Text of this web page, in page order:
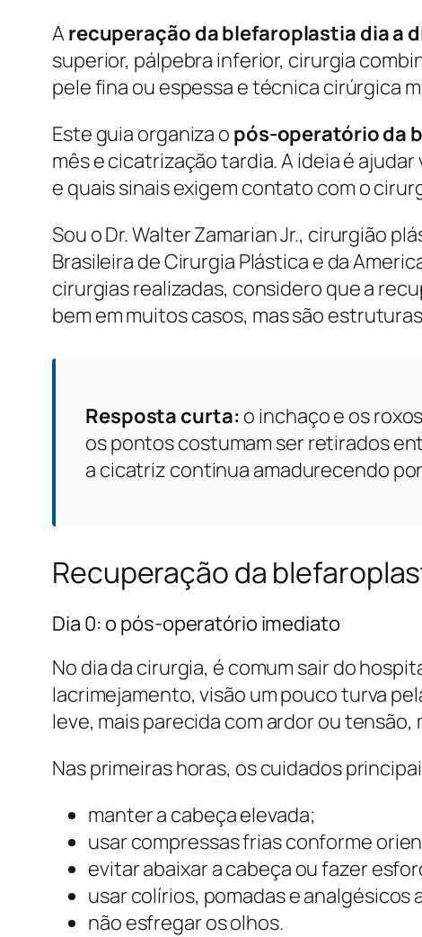
A recuperação da blefaroplastia dia a
superior, pálpebra inferior, cirurgia
pele fina ou espessa e técnica cirúrgica
Este guia organiza o pós-operatório da
mês e cicatrização tardia. A ideia é
e quais sinais exigem contato com o
Sou o Dr. Walter Zamarian Jr., cirurgião
Brasileira de Cirurgia Plástica e da
cirurgias realizadas, considero que a
bem em muitos casos, mas são
Resposta curta: o inchaço e os
os pontos costumam ser retirados
a cicatriz continua amadurecendo
Recuperação da
Dia 0: o pós-operatório imediato
No dia da cirurgia, é comum sair do
lacrimejamento, visão um pouco turva
leve, mais parecida com ardor ou tensão,
Nas primeiras horas, os cuidados
manter a cabeça elevada;
usar compressas frias conforme
evitar abaixar a cabeça ou fazer
usar colírios, pomadas e analgésicos
não esfregar os olhos.